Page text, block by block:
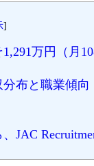
]
万円（月
布と職業傾向
JAC